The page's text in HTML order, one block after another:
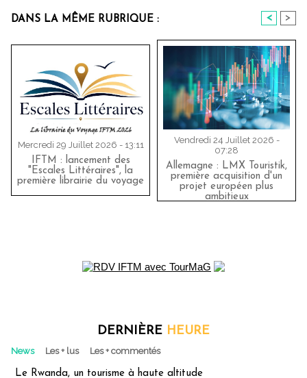
DANS LA MÊME RUBRIQUE : < >
Mercredi 29 Juillet 2026 - 13:11
IFTM : lancement des
"Escales Littéraires", la
première librairie du voyage
Vendredi 24 Juillet 2026 -
07:28
Allemagne : LMX Touristik,
première acquisition d'un
projet européen plus
ambitieux
DERNIÈRE HEURE
News Les + lus Les + commentés
Le Rwanda, un tourisme à haute altitude